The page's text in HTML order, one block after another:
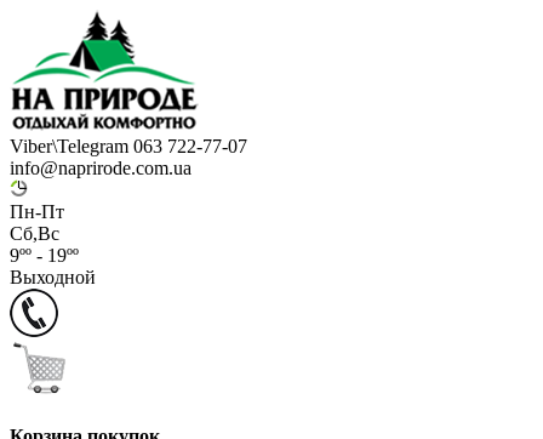
Viber\Telegram 063 722-77-07
info@naprirode.com.ua
Пн-Пт
Сб,Вс
9ºº - 19ºº
Выходной